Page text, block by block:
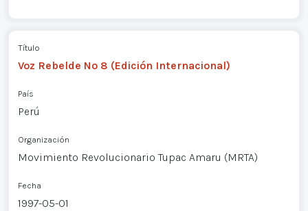
Título
Voz Rebelde Nº 8 (Edición Internacional)
País
Perú
Organización
Movimiento Revolucionario Tupac Amaru (MRTA)
Fecha
1997-05-01